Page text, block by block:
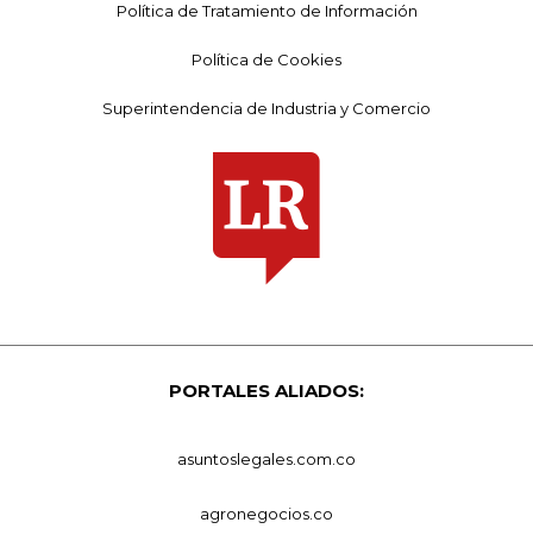
Política de Tratamiento de Información
Política de Cookies
Superintendencia de Industria y Comercio
PORTALES ALIADOS:
asuntoslegales.com.co
agronegocios.co